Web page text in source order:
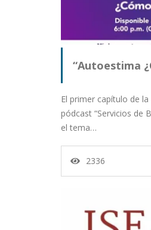
“Autoestima
El primer capítulo de
pódcast “Servicios de
el tema…
2336